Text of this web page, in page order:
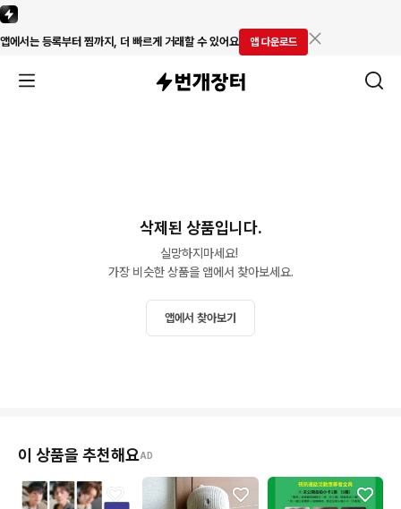
앱에서는 등록부터 찜까지, 더 빠르게 거래할 수 있어요 앱 다운로드
삭제된 상품입니다.
실망하지마세요!
가장 비슷한 상품을 앱에서 찾아보세요.
앱에서 찾아보기
이 상품을 추천해요AD